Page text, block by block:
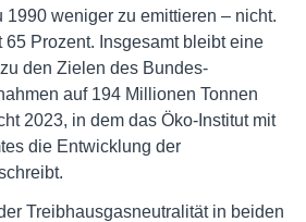
weniger zu emittieren – nicht.
Prozent. Insgesamt bleibt eine
den Zielen des Bundes-
auf 194 Millionen Tonnen
2023, in dem das Öko-Institut mit
die Entwicklung der
Treibhausgasneutralität in beiden